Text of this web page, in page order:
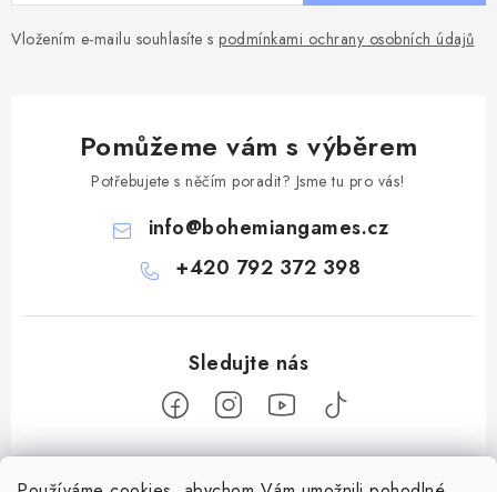
Vložením e-mailu souhlasíte s podmínkami ochrany osobních údajů
Pomůžeme vám s výběrem
Potřebujete s něčím poradit? Jsme tu pro vás!
info@bohemiangames.cz
+420 792 372 398
Z